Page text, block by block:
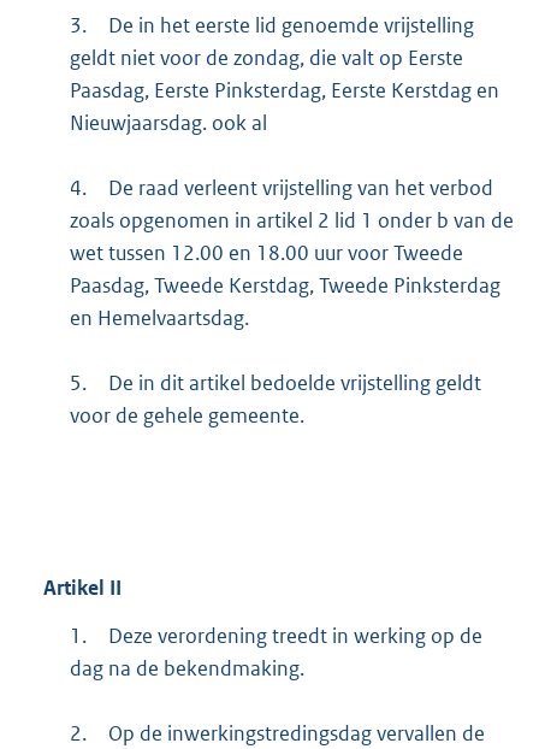
3.
De in het eerste lid genoemde vrijstelling
geldt niet voor de zondag, die valt op Eerste
Paasdag, Eerste Pinksterdag, Eerste Kerstdag en
Nieuwjaarsdag. ook al
4.
De raad verleent vrijstelling van het verbod
zoals opgenomen in artikel 2 lid 1 onder b van de
wet tussen 12.00 en 18.00 uur voor Tweede
Paasdag, Tweede Kerstdag, Tweede Pinksterdag
en Hemelvaartsdag.
5.
De in dit artikel bedoelde vrijstelling geldt
voor de gehele gemeente.
Artikel II
1.
Deze verordening treedt in werking op de
dag na de bekendmaking.
2.
Op de inwerkingstredingsdag vervallen de